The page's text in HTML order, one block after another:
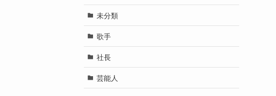
未分類
歌手
社長
芸能人